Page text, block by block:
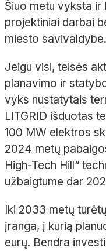
Šiuo metu vyksta ir
projektiniai darbai
miesto savivaldybe.
Jeigu visi, teisės
planavimo ir
vyks nustatytais
LITGRID išduotas
100 MW elektros
2024 metų
High-Tech Hill“
užbaigtume dar
Iki 2033 metų
įranga, į kurią
eurų. Bendra